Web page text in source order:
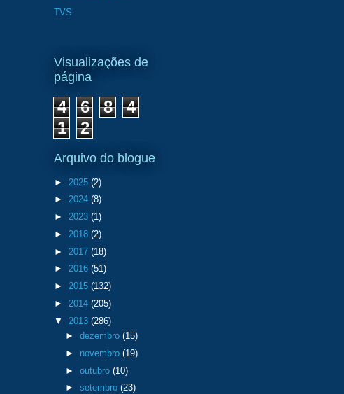
TVS
Visualizações de
página
4 6 8
4
1
2
Arquivo do blogue
► 2025 (2)
► 2024 (8)
► 2023 (1)
► 2018 (2)
► 2017 (18)
► 2016 (51)
► 2015 (132)
► 2014 (205)
▼ 2013 (286)
► dezembro (15)
► novembro (19)
► outubro (10)
► setembro (23)